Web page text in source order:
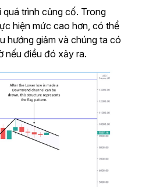
trình củng cố. Trong
hiện mức cao hơn, có thể
hướng giảm và chúng ta có
nếu điều đó xảy ra.